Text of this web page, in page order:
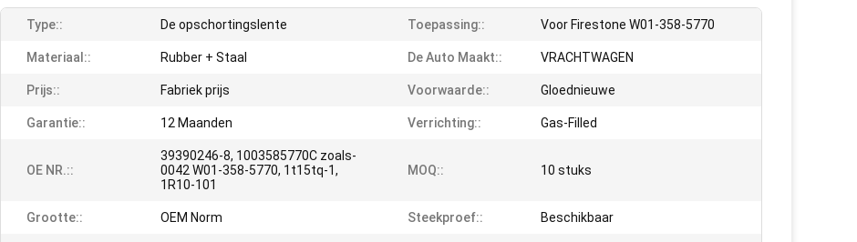
Type:: De opschortingslente Toepassing:: Voor Firestone W01-358-5770
Materiaal:: Rubber + Staal De Auto Maakt:: VRACHTWAGEN
Prijs:: Fabriek prijs Voorwaarde:: Gloednieuwe
Garantie:: 12 Maanden Verrichting:: Gas-Filled
OE NR.::
39390246-8, 1003585770C zoals-
0042 W01-358-5770, 1t15tq-1,
1R10-101
MOQ:: 10 stuks
Grootte:: OEM Norm Steekproef:: Beschikbaar